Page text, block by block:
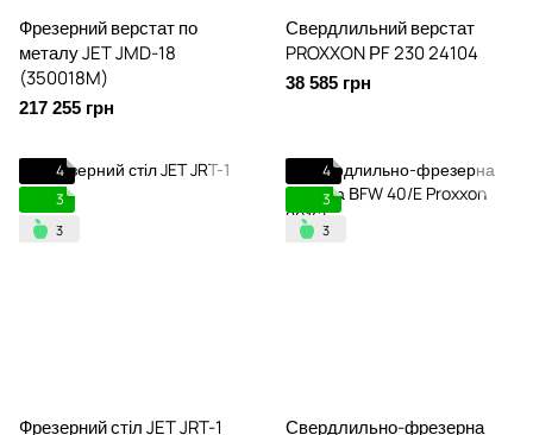
Фрезерний верстат по
металу JET JMD-18
(350018M)
217 255 грн
Свердлильний верстат
PROXXON РF 230 24104
38 585 грн
4
3
Фрезерний стіл JET JRT-1
4
3
Свердлильно-фрезерна